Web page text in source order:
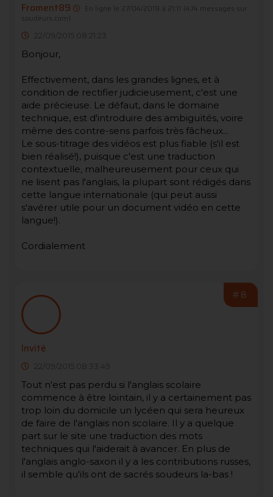
Froment89 En ligne le 27/04/2019 à 21:11
(474 messages sur
soudeurs.com)
22/09/2015 08:21:23
Bonjour,
Effectivement, dans les grandes lignes, et à
condition de rectifier judicieusement, c'est une
aide précieuse. Le défaut, dans le domaine
technique, est d'introduire des ambiguïtés, voire
même des contre-sens parfois très fâcheux...
Le sous-titrage des vidéos est plus fiable (s'il est
bien réalisé!), puisque c'est une traduction
contextuelle, malheureusement pour ceux qui
ne lisent pas l'anglais, la plupart sont rédigés dans
cette langue internationale (qui peut aussi
s'avérer utile pour un document vidéo en cette
langue!).
Cordialement
#8
Invité
22/09/2015 08:33:49
Tout n'est pas perdu si l'anglais scolaire
commence à être lointain, il y a certainement pas
trop loin du domicile un lycéen qui sera heureux
de faire de l'anglais non scolaire. Il y a quelque
part sur le site une traduction des mots
techniques qui l'aiderait à avancer. En plus de
l'anglais anglo-saxon il y a les contributions russes,
il semble qu'ils ont de sacrés soudeurs la-bas !